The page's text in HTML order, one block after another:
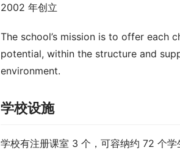
2002 年创立
The school’s mission is to offer each
potential, within the structure and
environment.
学校设施
学校有注册课室 3 个，可容纳约 72 个学